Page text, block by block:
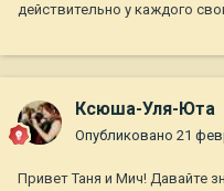
действительно у каждого
Ксюша-Уля-Юта
Опубликовано 21
Привет Таня и Мич! Давайте